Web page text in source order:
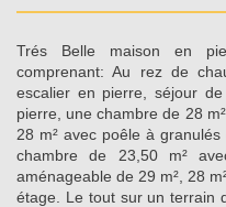
Trés Belle maison en
comprenant: Au rez de
escalier en pierre, séjour
pierre, une chambre de 28
28 m² avec poêle à
chambre de 23,50 m²
aménageable de 29 m², 28
étage. Le tout sur un terrain